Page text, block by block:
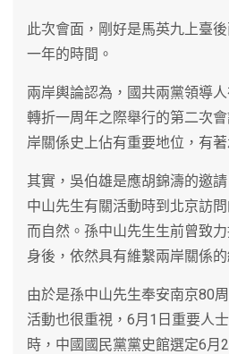
此次會面，剛好是馬英九上臺
一年的時間。
兩岸輿論認為，國共兩黨領導
轉折一周年之際舉行的第二次
岸關係史上佔有重要地位，有
其實，吳伯雄是應胡錦濤的邀
中山先生有關活動時到北京訪
而自然。孫中山先生生前曾致
身後，依然具有維繫兩岸關係的
由於是孫中山先生奉安南京80
活動也很重視，6月1日重要人
時，中國國民黨黨史館選定6月